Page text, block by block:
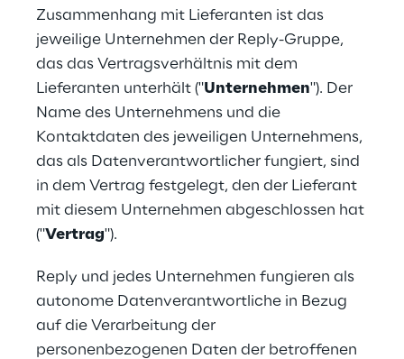
Zusammenhang mit Lieferanten ist das
jeweilige Unternehmen der Reply-Gruppe,
das das Vertragsverhältnis mit dem
Lieferanten unterhält ("Unternehmen"). Der
Name des Unternehmens und die
Kontaktdaten des jeweiligen Unternehmens,
das als Datenverantwortlicher fungiert, sind
in dem Vertrag festgelegt, den der Lieferant
mit diesem Unternehmen abgeschlossen hat
("Vertrag").
Reply und jedes Unternehmen fungieren als
autonome Datenverantwortliche in Bezug
auf die Verarbeitung der
personenbezogenen Daten der betroffenen